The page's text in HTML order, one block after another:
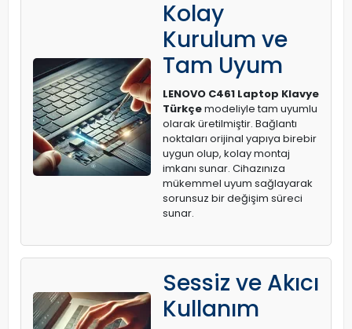
Kolay
Kurulum ve
Tam Uyum
LENOVO C461 Laptop Klavye
Türkçemodeliyle tam uyumlu
olarak üretilmiştir. Bağlantı
noktaları orijinal yapıya birebir
uygun olup, kolay montaj
imkanı sunar. Cihazınıza
mükemmel uyum sağlayarak
sorunsuz bir değişim süreci
sunar.
Sessiz ve Akıcı
Kullanım